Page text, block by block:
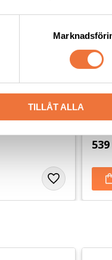
TILLÅT ALLA
Med
539